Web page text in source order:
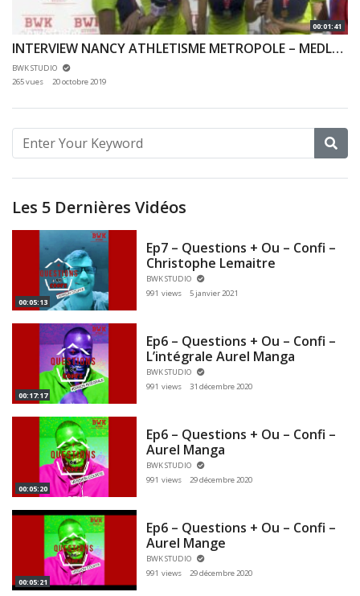
00:01:41
INTERVIEW NANCY ATHLETISME METROPOLE – MEDLEY LONG TCF – COUPE DE FRANCE 2019 – BLOIS
BWK STUDIO
265 vues
20 octobre 2019
Les 5 Dernières Vidéos
00:05:13
Ep7 – Questions + Ou – Confi –
Christophe Lemaitre
BWK STUDIO
991 views
5 janvier 2021
00:17:17
Ep6 – Questions + Ou – Confi –
L’intégrale Aurel Manga
BWK STUDIO
991 views
31 décembre 2020
00:05:20
Ep6 – Questions + Ou – Confi –
Aurel Manga
BWK STUDIO
991 views
29 décembre 2020
00:05:21
Ep6 – Questions + Ou – Confi –
Aurel Mange
BWK STUDIO
991 views
29 décembre 2020